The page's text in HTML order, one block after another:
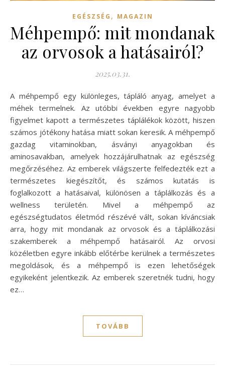
EGÉSZSÉG , MAGAZIN
Méhpempő: mit mondanak
az orvosok a hatásairól?
2025.03.31.
A méhpempő egy különleges, tápláló anyag, amelyet a
méhek termelnek. Az utóbbi években egyre nagyobb
figyelmet kapott a természetes táplálékok között, hiszen
számos jótékony hatása miatt sokan keresik. A méhpempő
gazdag vitaminokban, ásványi anyagokban és
aminosavakban, amelyek hozzájárulhatnak az egészség
megőrzéséhez. Az emberek világszerte felfedezték ezt a
természetes kiegészítőt, és számos kutatás is
foglalkozott a hatásaival, különösen a táplálkozás és a
wellness területén. Mivel a méhpempő az
egészségtudatos életmód részévé vált, sokan kíváncsiak
arra, hogy mit mondanak az orvosok és a táplálkozási
szakemberek a méhpempő hatásairól. Az orvosi
közéletben egyre inkább előtérbe kerülnek a természetes
megoldások, és a méhpempő is ezen lehetőségek
egyikeként jelentkezik. Az emberek szeretnék tudni, hogy
ez…
TOVÁBB